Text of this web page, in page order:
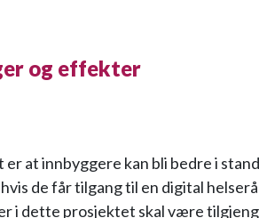
og effekter
at innbyggere kan bli bedre i
de får tilgang til en digital
i dette prosjektet skal være